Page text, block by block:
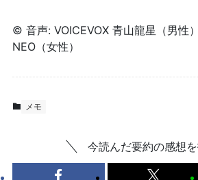
© 音声: VOICEVOX 青山龍星（男性
NEO（女性）
メモ
今読んだ要約の感想